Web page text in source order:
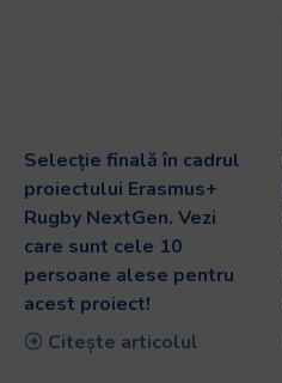
Selecție finală în cadrul
proiectului Erasmus+
Rugby NextGen. Vezi
care sunt cele 10
persoane alese pentru
acest proiect!
Citește articolul